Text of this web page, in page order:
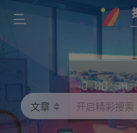
文章 开启精彩搜索